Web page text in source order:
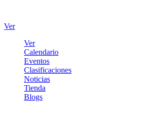
Ver
Ver
Calendario
Eventos
Clasificaciones
Noticias
Tienda
Blogs